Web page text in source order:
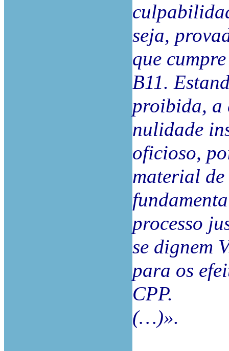
seja,
que
B11.
proibida, a
nulidade
oficioso,
material
processo
se dignem
para os
CPP.
(…)».